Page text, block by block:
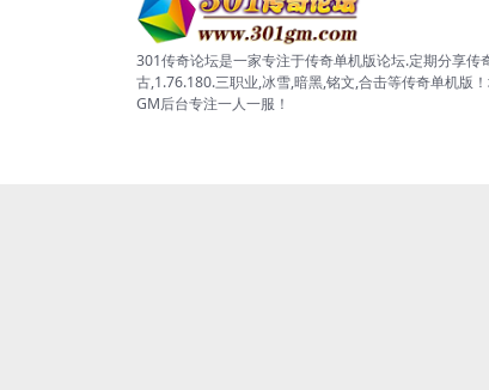
301传奇论坛是一家专注于传奇单机版论坛.定期分享传
古,1.76.180.三职业,冰雪,暗黑,铭文,合击等传奇单机版
GM后台专注一人一服！